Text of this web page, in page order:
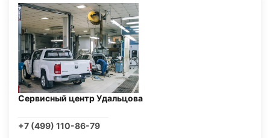
Сервисный центр Удальцова
+7 (499) 110-86-79